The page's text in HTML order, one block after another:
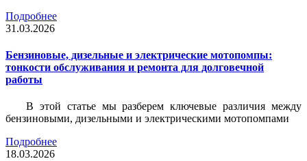
Подробнее
31.03.2026
Бензиновые, дизельные и электрические мотопомпы:
тонкости обслуживания и ремонта для долговечной
работы
В этой статье мы разберем ключевые различия между
бензиновыми, дизельными и электрическими мотопомпами
Подробнее
18.03.2026